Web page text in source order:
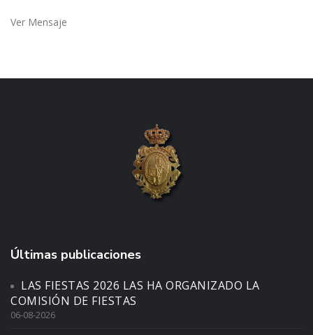
Ver Mensaje
Últimas publicaciones
LAS FIESTAS 2026 LAS HA ORGANIZADO LA
COMISIÓN DE FIESTAS
06-08-2026